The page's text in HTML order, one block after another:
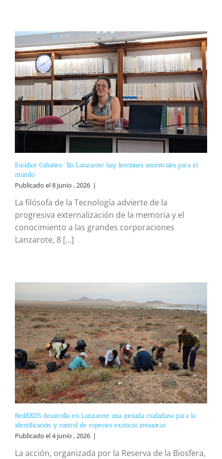
Eurídice Cabañes: “En Lanzarote hay lecciones ancestrales para el
mundo”
Publicado el 8 junio , 2026 |
La filósofa de la Tecnología advierte de la
progresiva externalización de la memoria y el
conocimiento a las grandes corporaciones
Lanzarote, 8 [...]
RedEXOS desarrolla en Lanzarote una jornada ciudadana para la
identificación y control de especies exóticas invasoras
Publicado el 4 junio , 2026 |
La acción, organizada por la Reserva de la Biosfera,